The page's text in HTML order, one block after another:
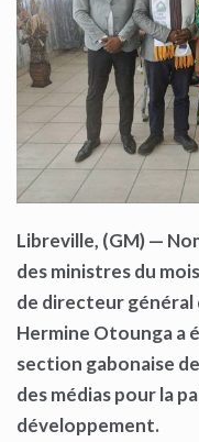
Libreville, (GM) —
des ministres du
de directeur général
Hermine Otounga a
section gabonaise
des médias pour la
développement.